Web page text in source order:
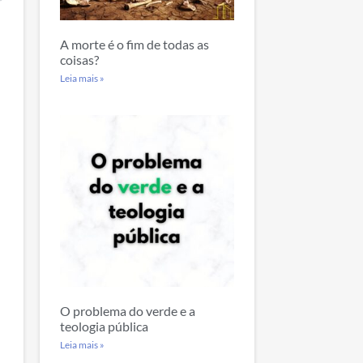
A morte é o fim de todas as
coisas?
Leia mais »
O problema do verde e a
teologia pública
Leia mais »